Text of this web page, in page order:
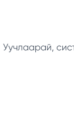
Уучлаарай,